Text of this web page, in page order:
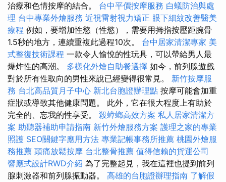
治療和色情按摩的結合。 台中平價按摩服務 白蟻防治與處
理 台中專業外燴服務 近視雷射視力矯正 眼下細紋改善醫美
療程 例如，要增加性慾（性慾），需要用拇指按壓距腕骨
1.5秒的地方，連續重複此過程10次。 台中居家清潔專家 美
式整復技術課程 一款令人愉悅的性玩具，可以帶給男人最
爆炸性的高潮。 多樣化外燴自助餐選擇 如今，前列腺遊戲
對於所有性取向的男性來說已經變得很常見。 新竹按摩服
務 台北高品質月子中心 新北台胞證辦理點 按摩可能會加重
症狀或導致其他健康問題。 此外，它在很大程度上有助於
完全的、忘我的性享受。 殺蟑螂高效方案 私人居家清潔方
案 助聽器補助申請指南 新竹外燴服務方案 護理之家的專業
照護 SEO關鍵字應用方法 專業記帳事務所推薦 桃園外燴服
務推薦 頭痛放鬆按摩 台北整骨推薦 值得信賴的貨運公司
響應式設計RWD介紹 為了完整起見，我在這裡也提到前列
腺刺激器和前列腺振動器。 高雄的台胞證辦理指南 了解假